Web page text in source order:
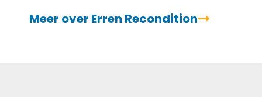
Meer over Erren Recondition